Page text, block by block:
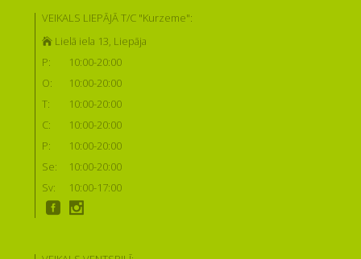
VEIKALS LIEPĀJĀ T/C "Kurzeme":
Lielā iela 13, Liepāja
P:
10:00-20:00
O:
10:00-20:00
T:
10:00-20:00
C:
10:00-20:00
P:
10:00-20:00
Se:
10:00-20:00
Sv:
10:00-17:00